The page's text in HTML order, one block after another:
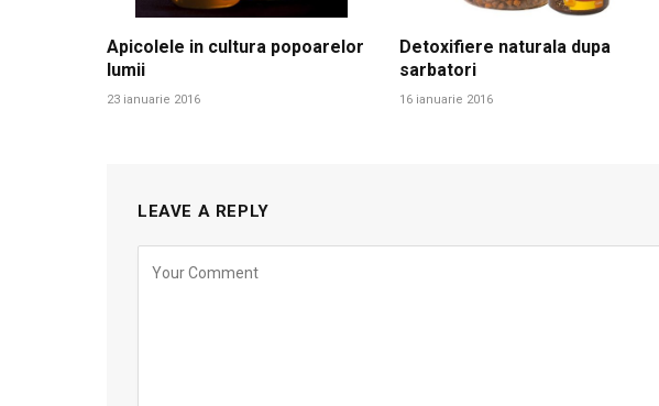
Apicolele in cultura popoarelor
lumii
23 ianuarie 2016
Detoxifiere naturala dupa
sarbatori
16 ianuarie 2016
LEAVE A REPLY